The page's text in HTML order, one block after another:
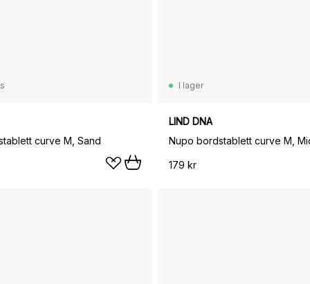
curve M, Sand
I lager
LIND DNA
Nupo bordstablett curve M,
179 kr